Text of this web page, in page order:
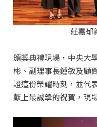
莊嘉郁
頒獎典禮現場，中央大
彬、副理事長鍾敏及顧
證這份榮耀時刻，並代
獻上最誠摯的祝賀，現